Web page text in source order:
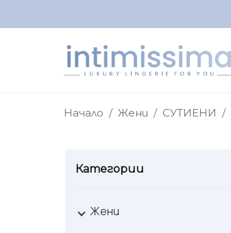
Начало Жени СУТИЕНИ
Категории
Жени